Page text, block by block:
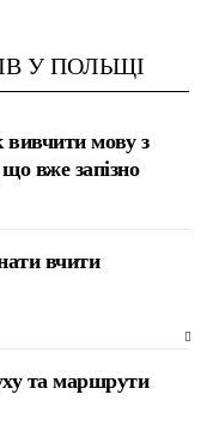
У ПОЛЬЩІ
вивчити мову з
вже запізно
вчити
та маршрути